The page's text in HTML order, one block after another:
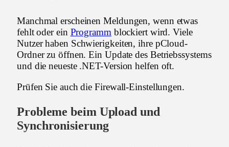
Manchmal erscheinen Meldungen, wenn etwas
fehlt oder ein Programm blockiert wird. Viele
Nutzer haben Schwierigkeiten, ihre pCloud-
Ordner zu öffnen. Ein Update des Betriebssystems
und die neueste .NET-Version helfen oft.
Prüfen Sie auch die Firewall-Einstellungen.
Probleme beim Upload und
Synchronisierung